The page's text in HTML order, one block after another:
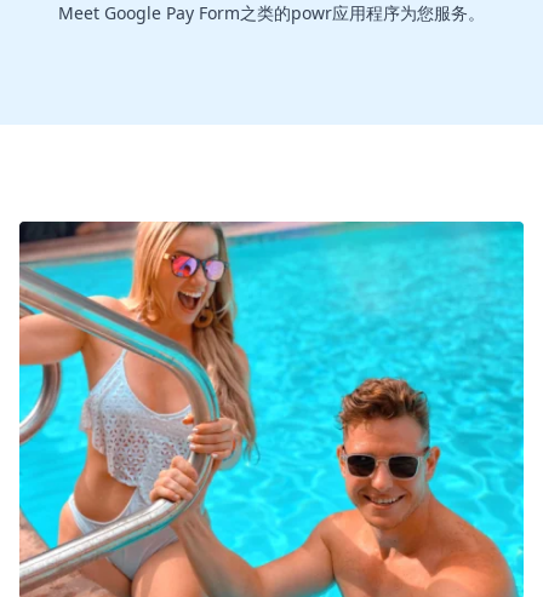
Meet Google Pay Form之类的powr应用程序为您服务。